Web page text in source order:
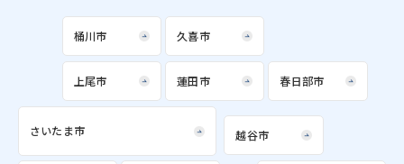
桶川市 久喜市
上尾市 蓮田市 春日部市
さいたま市 越谷市